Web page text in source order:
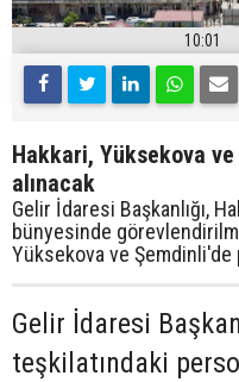
10:01
Hakkari, Yüksekova
alınacak
Gelir İdaresi Başkanlığı,
bünyesinde
Yüksekova ve Şemdinli'de
Gelir İdaresi
teşkilatındaki